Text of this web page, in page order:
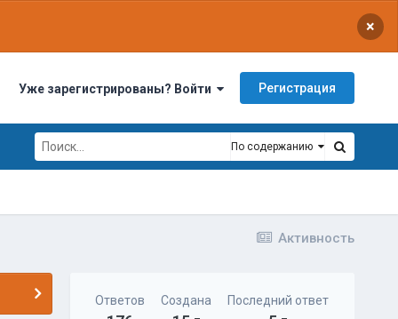
×
Уже зарегистрированы? Войти Регистрация
По содержанию
Активность
Ответов Создана Последний ответ